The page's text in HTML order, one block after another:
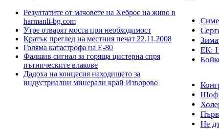
Резултатите от мачовете на Хеброс на живо в
harmanli-bg.com
Утре отварят моста при необходимост
Кратък преглед на местния печат 22.11.2008
Голяма катастрофа на Е-80
Фалшив сигнал за горяща цистерна спря
пътническите влакове
Дадоха на концесия находището за
индустриални минерали край Изворово
ЕК:
Не